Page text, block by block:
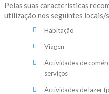
Pelas suas características
utilização nos seguintes locais/
Habitação
Viagem
Actividades de
serviços
Actividades de lazer